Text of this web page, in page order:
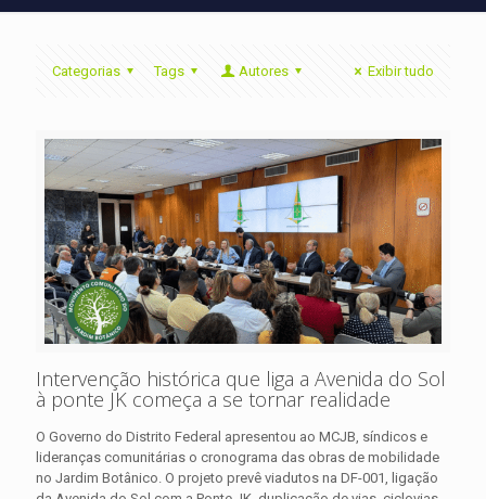
Categorias Tags Autores Exibir tudo
Intervenção histórica que liga a Avenida do Sol
à ponte JK começa a se tornar realidade
O Governo do Distrito Federal apresentou ao MCJB, síndicos e
lideranças comunitárias o cronograma das obras de mobilidade
no Jardim Botânico. O projeto prevê viadutos na DF-001, ligação